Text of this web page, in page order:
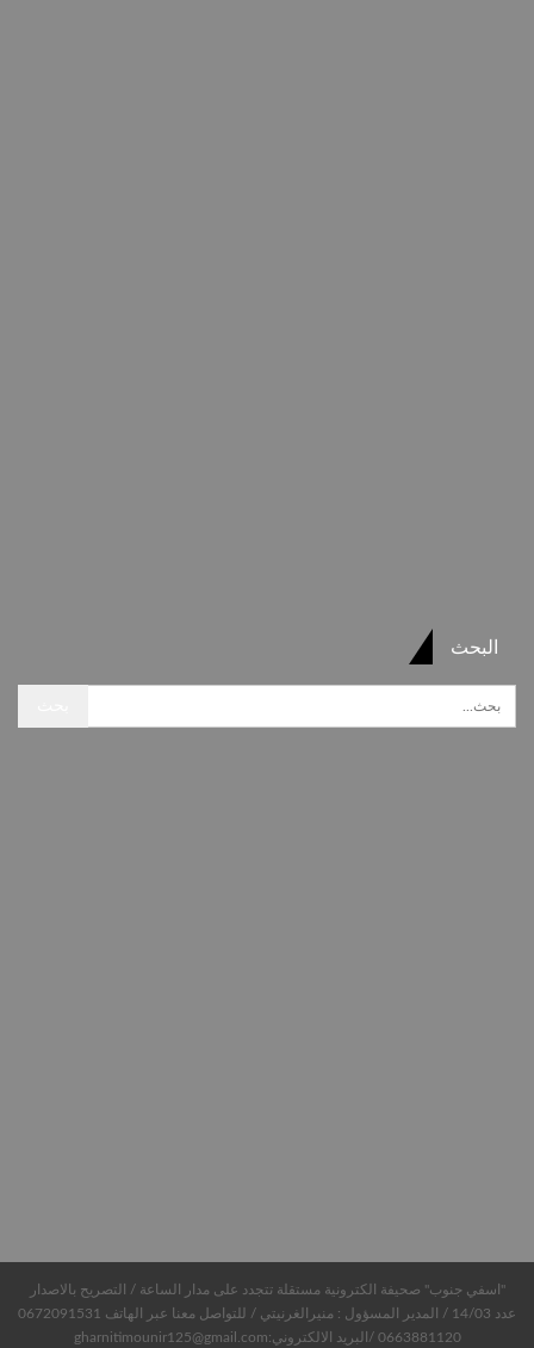
البحث
"اسفي جنوب" صحيفة الكترونية مستقلة تتجدد على مدار الساعة / التصريح بالاصدار
عدد 14/03 / المدير المسؤول : منيرالغرنيتي / للتواصل معنا عبر الهاتف 0672091531
0663881120 /البريد الالكتروني:gharnitimounir125@gmail.com